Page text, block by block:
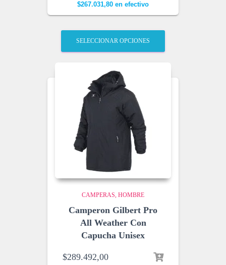
$267.031,80 en efectivo
SELECCIONAR OPCIONES
CAMPERAS HOMBRE
Camperon Gilbert Pro
All Weather Con
Capucha Unisex
$289.492,00